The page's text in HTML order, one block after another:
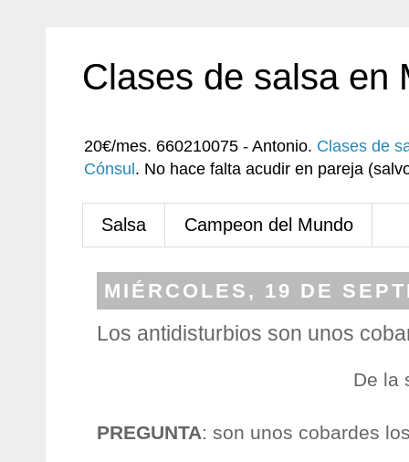
Clases de salsa en
20€/mes. 660210075 - Antonio. Clases de
Cónsul . No hace falta acudir en pareja
Salsa Campeon del Mundo
MIÉRCOLES, 19 DE
Los antidisturbios son unos
De la
PREGUNTA: son unos cobardes